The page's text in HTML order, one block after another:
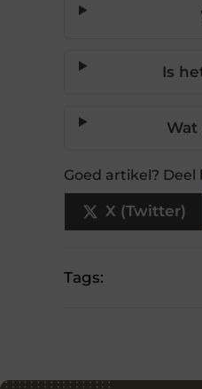
Is
Goed artikel? Deel
X (Twitter)
Tags: